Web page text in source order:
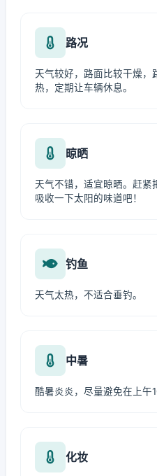
路况
天气较好，路面比较干燥，
热，定期让车辆休息。
晾晒
天气不错，适宜晾晒。赶紧
吸收一下太阳的味道吧！
钓鱼
天气太热，不适合垂钓。
中暑
酷暑炎炎，尽量避免在上午
化妆